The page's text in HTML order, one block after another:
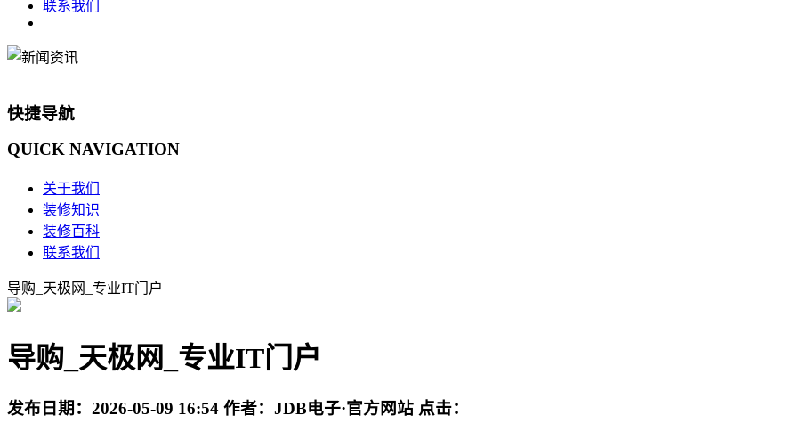
联系我们
快捷导航
QUICK NAVIGATION
关于我们
装修知识
装修百科
联系我们
导购_天极网_专业IT门户
导购_天极网_专业IT门户
发布日期： 2026-05-09 16:54 作者： JDB电子·官方网站 点击：